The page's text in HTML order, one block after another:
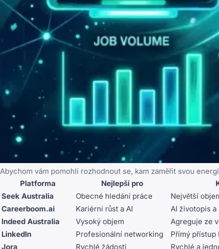
Abychom vám pomohli rozhodnout se, kam zaměřit svou
Platforma
Nejlepší pro
Seek Australia
Obecné hledání práce
Největší
Careerboom.ai
Kariérní růst a AI
AI životopis
Indeed Australia
Vysoký objem
Agreguje ze
LinkedIn
Profesionální networking
Přímý přístup
Jora
Rychlé žádosti Rychlé a